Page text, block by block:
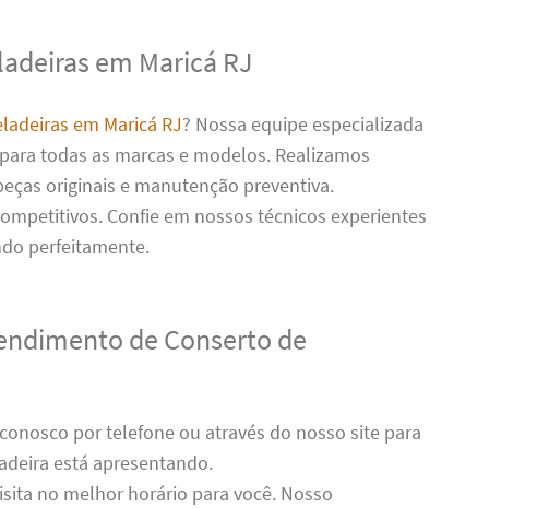
em Maricá RJ
em Maricá RJ? Nossa equipe especializada
todas as marcas e modelos. Realizamos
originais e manutenção preventiva.
Confie em nossos técnicos experientes
perfeitamente.
de Conserto de
por telefone ou através do nosso site para
está apresentando.
no melhor horário para você. Nosso